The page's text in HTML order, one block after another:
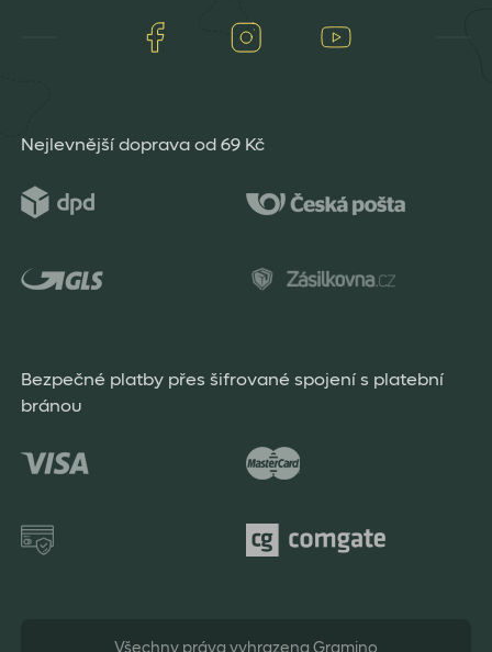
Facebook Instagram
Nejlevnější doprava od 69 Kč
Bezpečné platby přes šifrované spojení s platební
bránou